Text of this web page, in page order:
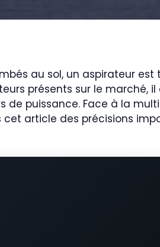
au sol, un aspirateur est
présents sur le marché, il
puissance. Face à la
article des précisions